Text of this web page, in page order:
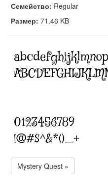
Семейство: Regular
Размер: 71.46 KB
Mystery Quest »